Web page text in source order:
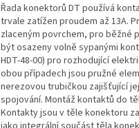
Řada konektorů DT používá
trvale zatížen proudem až 13A.
zlaceným povrchem, pro běžné
být osazeny volně sypanými
HDT-48-00) pro rozhodující
obou případech jsou pružné
nerezovou trubičkou zajišťující
spojování. Montáž kontaktů do
Kontakty jsou v těle konektoru